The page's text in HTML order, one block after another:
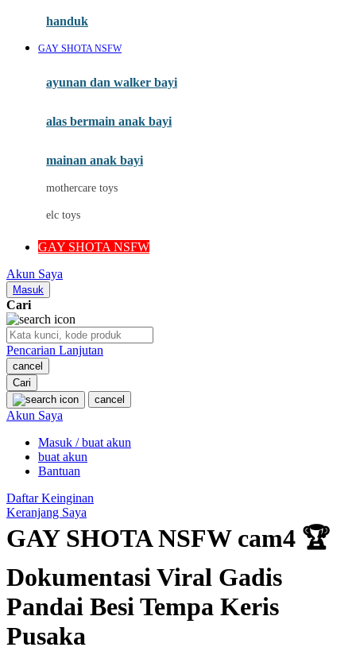
My Buddy Tag
My K
Oh Ma Grain
P
Peachy
Phil & Ted's
Philips Avent
Playgro
Poled Global
Ponycycle
Puma
handuk
GAY SHOTA NSFW
ayunan dan walker bayi
alas bermain anak bayi
mainan anak bayi
mothercare toys
elc toys
GAY SHOTA NSFW
Akun Saya
Masuk
Cari
Pencarian Lanjutan
cancel
Cari
cancel
Akun Saya
Masuk / buat akun
buat akun
Bantuan
Daftar Keinginan
Keranjang Saya
GAY SHOTA NSFW cam4 🏆
Dokumentasi Viral Gadis
Pandai Besi Tempa Keris
Pusaka